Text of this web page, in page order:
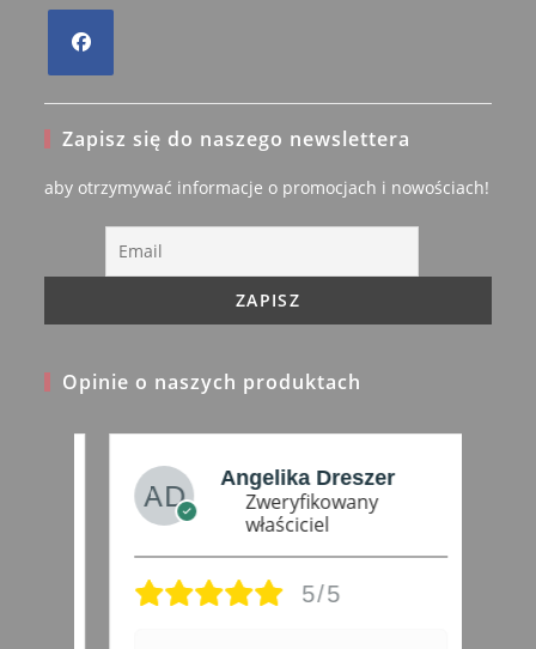
a
new
Zapisz się do naszego newslettera
aby otrzymywać informacje o promocjach i nowościach!
Opinie o naszych produktach
Angelika Dreszer
Zweryfikowany
właściciel
5/5